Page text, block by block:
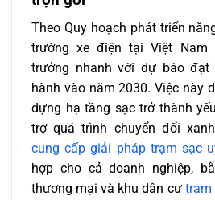
Theo Quy hoạch phát triển
trường xe điện tại Việt Nam
trưởng nhanh với dự báo
hành vào năm 2030. Việc này
dựng hạ tầng sạc trở thành
trợ quá trình chuyển đổi
cung cấp giải pháp trạm sạc
hợp cho cả doanh nghiệp,
thương mại và khu dân cư trạm